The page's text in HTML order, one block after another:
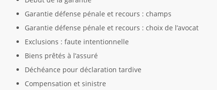
Garantie défense pénale et recours : champs
Garantie défense pénale et recours : choix de l’avocat
Exclusions : faute intentionnelle
Biens prêtés à l’assuré
Déchéance pour déclaration tardive
Compensation et sinistre